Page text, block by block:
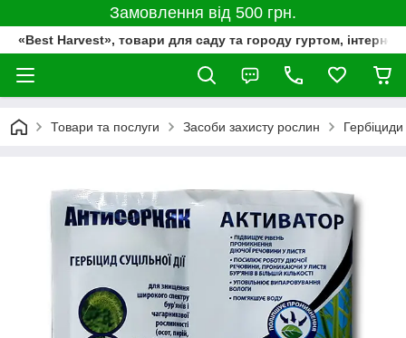
Замовлення від 500 грн.
«Best Harvest», товари для саду та городу гуртом,
Товари та послуги Засоби захисту рослин Гербіциди